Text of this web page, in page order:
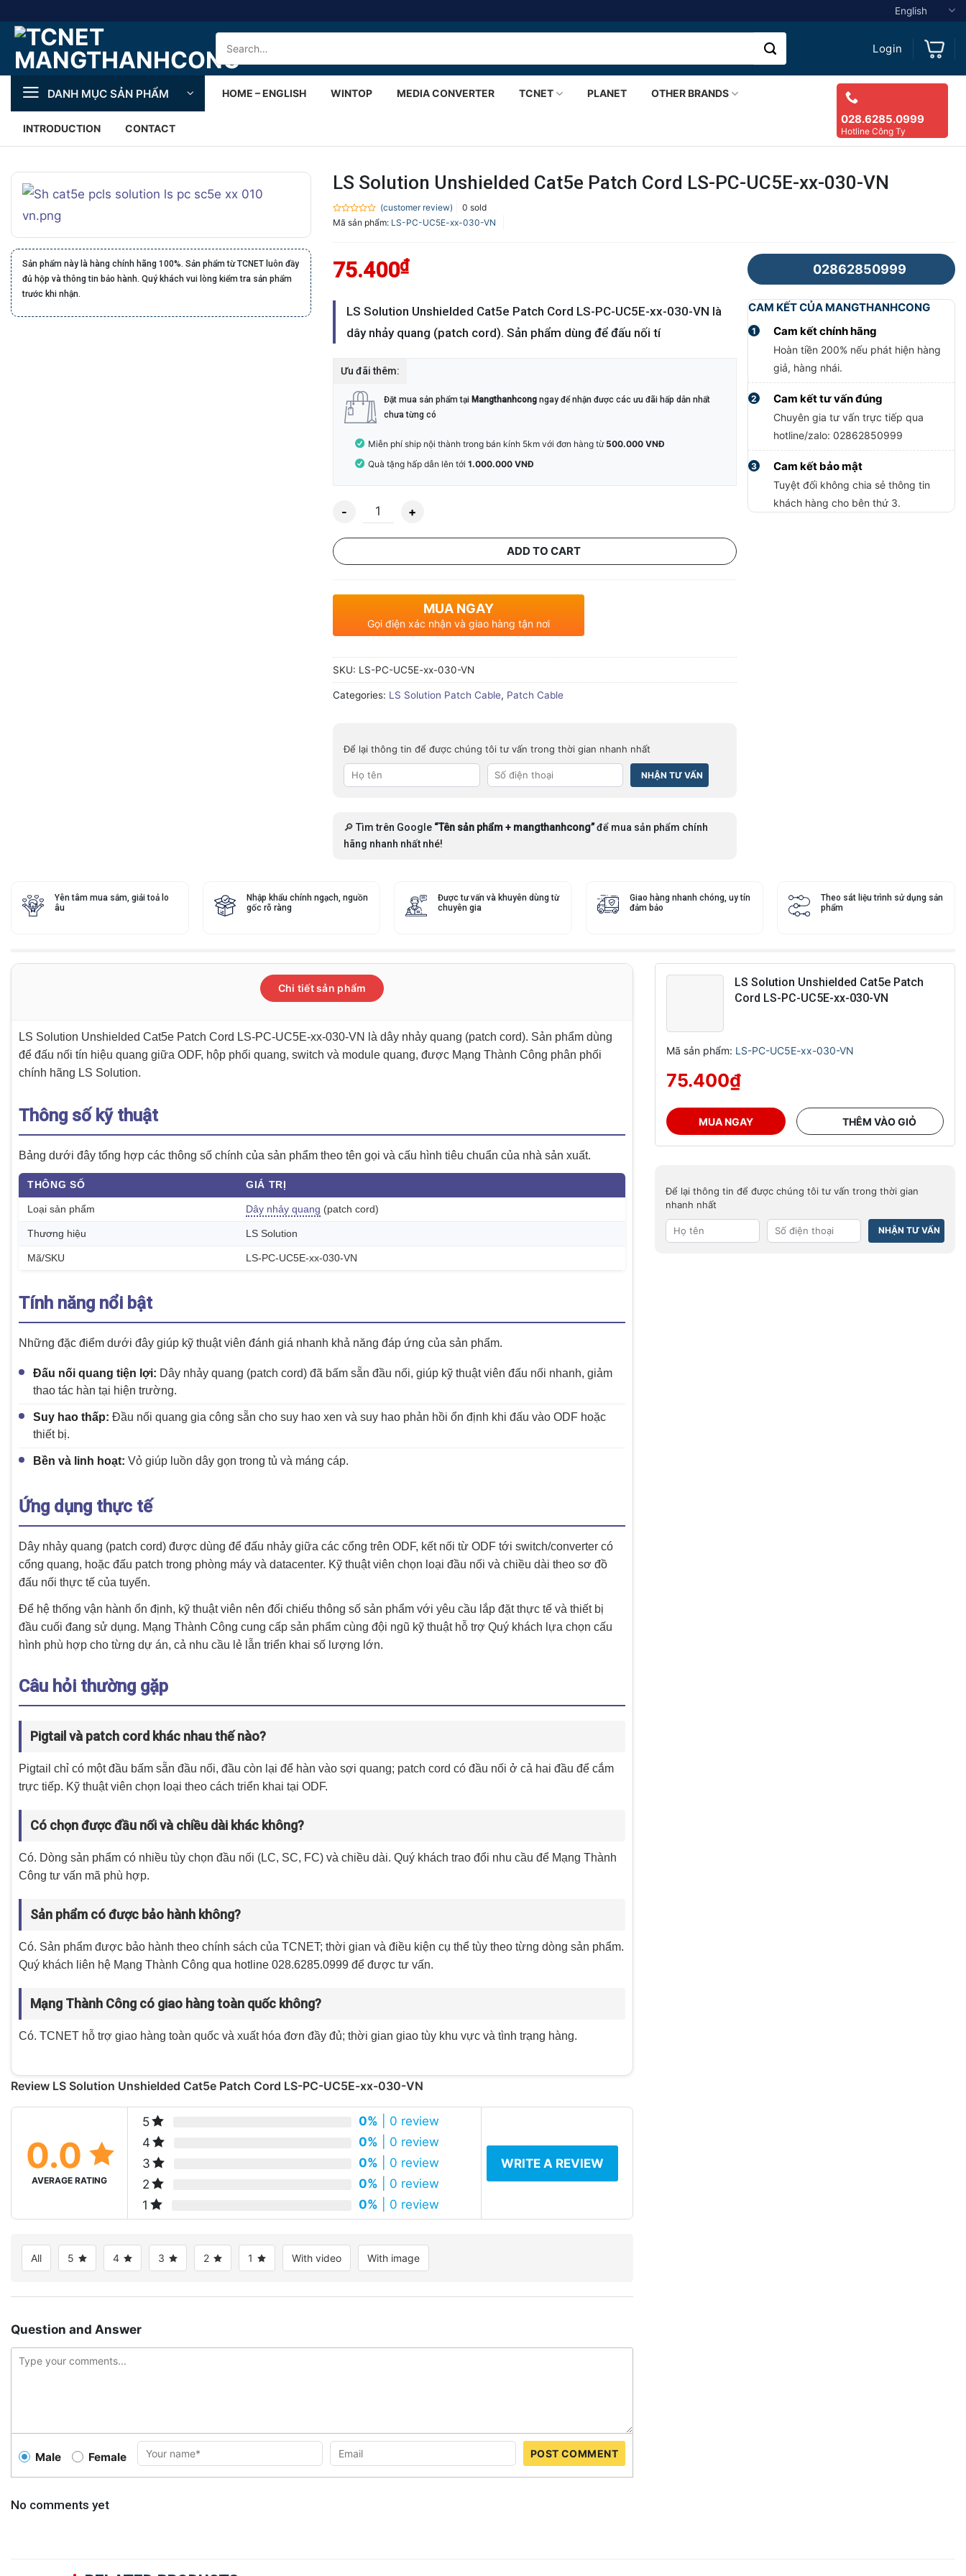
content
English
Login
DANH MỤC SẢN PHẨM HOME – ENGLISH WINTOP MEDIA CONVERTER TCNET PLANET OTHER BRANDS
INTRODUCTION CONTACT
028.6285.0999
Hotline Công Ty
Sản phẩm này là hàng chính hãng 100%. Sản phẩm từ TCNET luôn đầy
đủ hộp và thông tin bảo hành. Quý khách vui lòng kiểm tra sản phẩm
trước khi nhận.
LS Solution Unshielded Cat5e Patch Cord LS-PC-UC5E-xx-030-VN
Rated
(customer review) 0 sold
Mã sản phẩm: LS-PC-UC5E-xx-030-VN
75.400₫
LS Solution Unshielded Cat5e Patch Cord LS-PC-UC5E-xx-030-VN là
dây nhảy quang (patch cord). Sản phẩm dùng để đấu nối tí
Ưu đãi thêm:
Đặt mua sản phẩm tại Mangthanhcong ngay để nhận được các ưu đãi hấp dẫn nhất
chưa từng có
Miễn phí ship nội thành trong bán kính 5km với đơn hàng từ 500.000 VNĐ
Quà tặng hấp dẫn lên tới 1.000.000 VNĐ
Quantity
ADD TO CART
MUA NGAY
Gọi điện xác nhận và giao hàng tận nơi
SKU: LS-PC-UC5E-xx-030-VN
Categories: LS Solution Patch Cable, Patch Cable
Để lại thông tin để được chúng tôi tư vấn trong thời gian nhanh nhất
🔎 Tìm trên Google “Tên sản phẩm + mangthanhcong”để mua sản phẩm chính
hãng nhanh nhất nhé!
02862850999
CAM KẾT CỦA MANGTHANHCONG
1 Cam kết chính hãng
Hoàn tiền 200% nếu phát hiện hàng
giả, hàng nhái.
2 Cam kết tư vấn đúng
Chuyên gia tư vấn trực tiếp qua
hotline/zalo: 02862850999
3 Cam kết bảo mật
Tuyệt đối không chia sẻ thông tin
khách hàng cho bên thứ 3.
Yên tâm mua sắm, giải toả lo
âu
Nhập khẩu chính ngạch, nguồn
gốc rõ ràng
Được tư vấn và khuyên dùng từ
chuyên gia
Giao hàng nhanh chóng, uy tín
đảm bảo
Theo sát liệu trình sử dụng sản
phẩm
Chi tiết sản phẩm
LS Solution Unshielded Cat5e Patch Cord LS-PC-UC5E-xx-030-VN là dây nhảy quang (patch cord). Sản phẩm dùng
để đấu nối tín hiệu quang giữa ODF, hộp phối quang, switch và module quang, được Mạng Thành Công phân phối
chính hãng LS Solution.
Thông số kỹ thuật
Bảng dưới đây tổng hợp các thông số chính của sản phẩm theo tên gọi và cấu hình tiêu chuẩn của nhà sản xuất.
THÔNG SỐ GIÁ TRỊ
Loại sản phẩm Dây nhảy quang (patch cord)
Thương hiệu LS Solution
Mã/SKU LS-PC-UC5E-xx-030-VN
Tính năng nổi bật
Những đặc điểm dưới đây giúp kỹ thuật viên đánh giá nhanh khả năng đáp ứng của sản phẩm.
Đấu nối quang tiện lợi: Dây nhảy quang (patch cord) đã bấm sẵn đầu nối, giúp kỹ thuật viên đấu nối nhanh, giảm
thao tác hàn tại hiện trường.
Suy hao thấp: Đầu nối quang gia công sẵn cho suy hao xen và suy hao phản hồi ổn định khi đấu vào ODF hoặc
thiết bị.
Bền và linh hoạt: Vỏ giúp luồn dây gọn trong tủ và máng cáp.
Ứng dụng thực tế
Dây nhảy quang (patch cord) được dùng để đấu nhảy giữa các cổng trên ODF, kết nối từ ODF tới switch/converter có
cổng quang, hoặc đấu patch trong phòng máy và datacenter. Kỹ thuật viên chọn loại đầu nối và chiều dài theo sơ đồ
đấu nối thực tế của tuyến.
Để hệ thống vận hành ổn định, kỹ thuật viên nên đối chiếu thông số sản phẩm với yêu cầu lắp đặt thực tế và thiết bị
đầu cuối đang sử dụng. Mạng Thành Công cung cấp sản phẩm cùng đội ngũ kỹ thuật hỗ trợ Quý khách lựa chọn cấu
hình phù hợp cho từng dự án, cả nhu cầu lẻ lẫn triển khai số lượng lớn.
Câu hỏi thường gặp
Pigtail và patch cord khác nhau thế nào?
Pigtail chỉ có một đầu bấm sẵn đầu nối, đầu còn lại để hàn vào sợi quang; patch cord có đầu nối ở cả hai đầu để cắm
trực tiếp. Kỹ thuật viên chọn loại theo cách triển khai tại ODF.
Có chọn được đầu nối và chiều dài khác không?
Có. Dòng sản phẩm có nhiều tùy chọn đầu nối (LC, SC, FC) và chiều dài. Quý khách trao đổi nhu cầu để Mạng Thành
Công tư vấn mã phù hợp.
Sản phẩm có được bảo hành không?
Có. Sản phẩm được bảo hành theo chính sách của TCNET; thời gian và điều kiện cụ thể tùy theo từng dòng sản phẩm.
Quý khách liên hệ Mạng Thành Công qua hotline 028.6285.0999 để được tư vấn.
Mạng Thành Công có giao hàng toàn quốc không?
Có. TCNET hỗ trợ giao hàng toàn quốc và xuất hóa đơn đầy đủ; thời gian giao tùy khu vực và tình trạng hàng.
Review LS Solution Unshielded Cat5e Patch Cord LS-PC-UC5E-xx-030-VN
0.0
AVERAGE RATING
5 0% | 0 review
4
0% | 0 review
3
0% | 0 review
2
0% | 0 review
1
0% | 0 review
WRITE A REVIEW
All 5 4 3 2 1 With video With image
Question and Answer
Male Female POST COMMENT
No comments yet
LS Solution Unshielded Cat5e Patch
Cord LS-PC-UC5E-xx-030-VN
Mã sản phẩm: LS-PC-UC5E-xx-030-VN
75.400₫
MUA NGAY THÊM VÀO GIỎ
Để lại thông tin để được chúng tôi tư vấn trong thời gian
nhanh nhất